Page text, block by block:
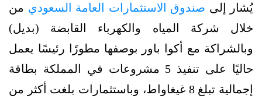
يُشار إلى صندوق الاستثمارات العامة السعودي من
خلال شركة المياه والكهرباء القابضة (بديل)
وبالشراكة مع أكوا باور بوصفها مطورًا رئيسًا يعمل
حاليًا على تنفيذ 5 مشروعات في المملكة بطاقة
إجمالية تبلغ 8 غيغاواط، وباستثمارات بلغت أكثر من